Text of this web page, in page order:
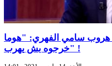
سامي الفهري: "هوما
خرجوه بش يهرب" !